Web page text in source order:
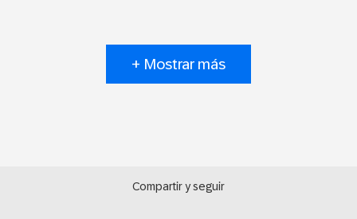
+ Mostrar más
Compartir y seguir